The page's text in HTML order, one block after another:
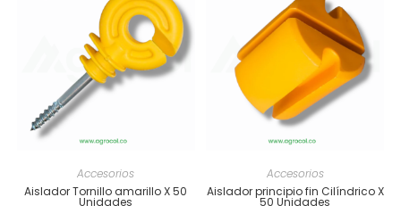
Accesorios
Aislador Tornillo amarillo X 50
Unidades
Accesorios
Aislador principio fin Cilíndrico X
50 Unidades